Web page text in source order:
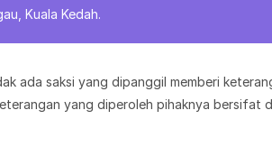
Kuala Kedah.
ada saksi yang dipanggil memberi
yang diperoleh pihaknya bersifat